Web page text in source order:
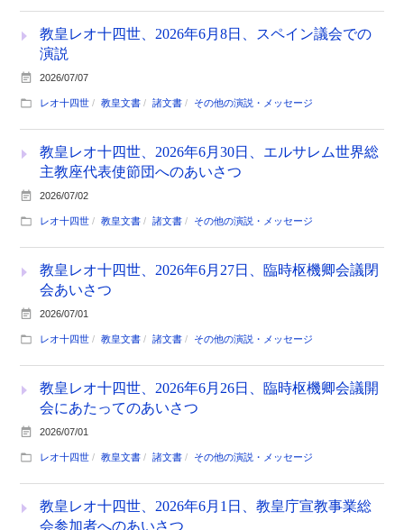
教皇レオ十四世、2026年6月8日、スペイン議会での
演説
2026/07/07
レオ十四世 教皇文書 諸文書 その他の演説・メッセージ
教皇レオ十四世、2026年6月30日、エルサレム世界総
主教座代表使節団へのあいさつ
2026/07/02
レオ十四世 教皇文書 諸文書 その他の演説・メッセージ
教皇レオ十四世、2026年6月27日、臨時枢機卿会議閉
会あいさつ
2026/07/01
レオ十四世 教皇文書 諸文書 その他の演説・メッセージ
教皇レオ十四世、2026年6月26日、臨時枢機卿会議開
会にあたってのあいさつ
2026/07/01
レオ十四世 教皇文書 諸文書 その他の演説・メッセージ
教皇レオ十四世、2026年6月1日、教皇庁宣教事業総
会参加者へのあいさつ